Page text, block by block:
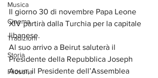
Musica
Cinema
Tradizioni
Storia
Filosofia
Il giorno 30 di novembre Papa Leone
XIV partirà dalla Turchia per la capitale
libanese.
Al suo arrivo a Beirut saluterà il
Presidente della Repubblica Joseph
Aoun, il Presidente dell’Assemblea